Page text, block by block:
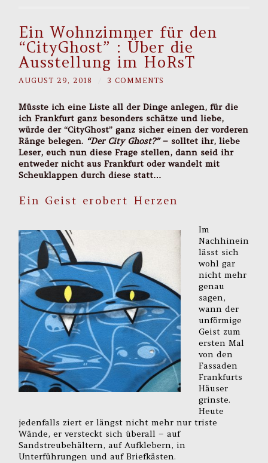
Ein Wohnzimmer für den
“CityGhost” : Über die
Ausstellung im HoRsT
AUGUST 29, 2018 3 COMMENTS
Müsste ich eine Liste all der Dinge anlegen, für die
ich Frankfurt ganz besonders schätze und liebe,
würde der “CityGhost” ganz sicher einen der vorderen
Ränge belegen. “Der City Ghost?”– solltet ihr, liebe
Leser, euch nun diese Frage stellen, dann seid ihr
entweder nicht aus Frankfurt oder wandelt mit
Scheuklappen durch diese statt…
Ein Geist erobert Herzen
Im
Nachhinein
lässt sich
wohl gar
nicht mehr
genau
sagen,
wann der
unförmige
Geist zum
ersten Mal
von den
Fassaden
Frankfurts
Häuser
grinste.
Heute
jedenfalls ziert er längst nicht mehr nur triste
Wände, er versteckt sich überall – auf
Sandstreubehältern, auf Aufklebern, in
Unterführungen und auf Briefkästen.